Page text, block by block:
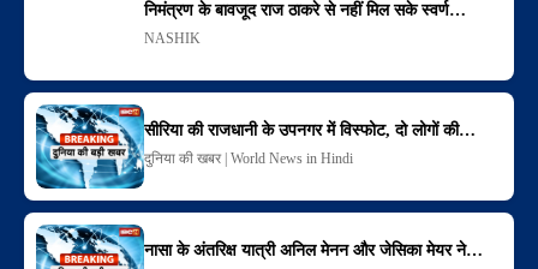
निमंत्रण के बावजूद राज ठाकरे से नहीं मिल सके स्वर्ण…
NASHIK
सीरिया की राजधानी के उपनगर में विस्फोट, दो लोगों की…
दुनिया की खबर | World News in Hindi
नासा के अंतरिक्ष यात्री अनिल मेनन और जेसिका मेयर ने…